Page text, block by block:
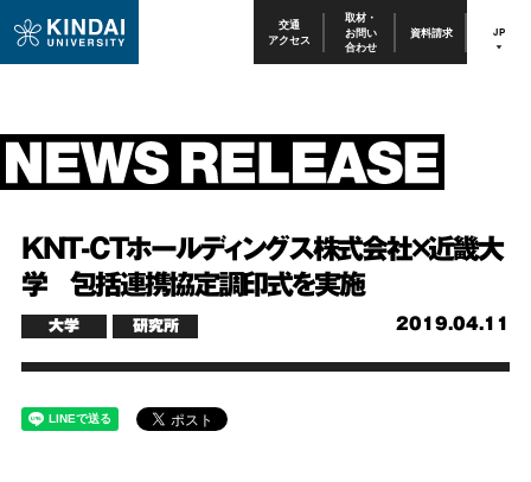
交通
アクセス
取材・
お問い
合わせ
資料請求 JP
KNT-CTホールディングス株式会社×近畿大
学 包括連携協定調印式を実施
2019.04.11
大学 研究所